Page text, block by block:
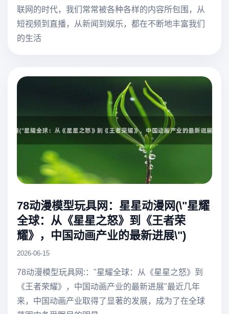
联网的时代，我们常常被各种各样的内容所包围，从
短视频到直播，从新闻到娱乐，都在不断地丰富我们
的生活
78动漫模型玩具网：星星动漫网(\"星耀
全球：从《星星之怒》到《王者荣
耀》，中国动画产业的最新进展\")
2026-06-15
78动漫模型玩具网:："星耀全球：从《星星之怒》到
《王者荣耀》，中国动画产业的最新进展"最近几年
来，中国动画产业取得了显著的发展，成为了在全球